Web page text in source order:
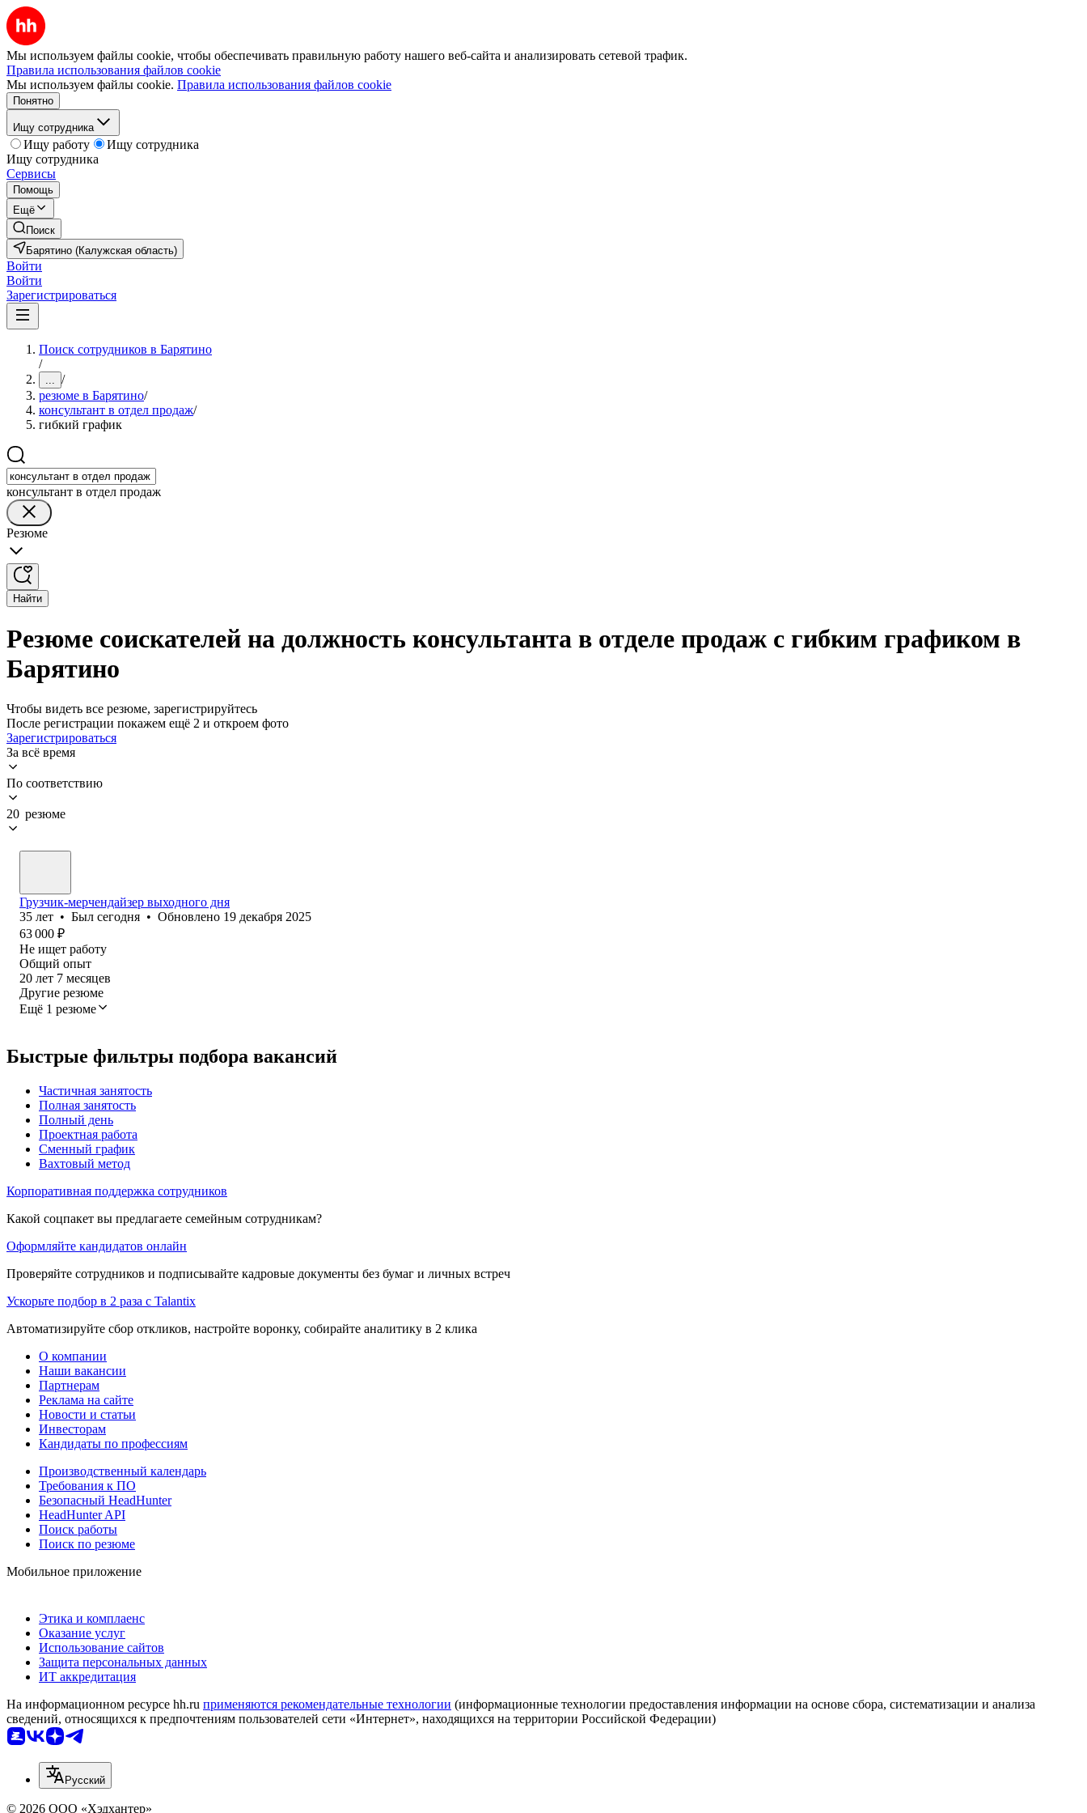
Мы используем файлы cookie, чтобы обеспечивать правильную работу нашего веб-сайта и анализировать сетевой трафик.
Правила использования файлов cookie
Мы используем файлы cookie. Правила использования файлов cookie
Понятно
Ищу сотрудника
Ищу работу
Ищу сотрудника
Ищу сотрудника
Сервисы
Помощь
Ещё
Поиск
Барятино (Калужская область)
Войти
Войти
Зарегистрироваться
Поиск сотрудников в Барятино
/
... /
резюме в Барятино/
консультант в отдел продаж/
гибкий график
консультант в отдел продаж
Резюме
Найти
Резюме соискателей на должность консультанта в отделе продаж с гибким графиком в
Барятино
Чтобы видеть все резюме, зарегистрируйтесь
После регистрации покажем ещё 2 и откроем фото
Зарегистрироваться
За всё время
По соответствию
20 резюме
Грузчик-мерчендайзер выходного дня
35 лет • Был сегодня • Обновлено 19 декабря 2025
63 000 ₽
Не ищет работу
Общий опыт
20 лет 7 месяцев
Другие резюме
Ещё 1 резюме
Быстрые фильтры подбора вакансий
Частичная занятость
Полная занятость
Полный день
Проектная работа
Сменный график
Вахтовый метод
Корпоративная поддержка сотрудников
Какой соцпакет вы предлагаете семейным сотрудникам?
Оформляйте кандидатов онлайн
Проверяйте сотрудников и подписывайте кадровые документы без бумаг и личных встреч
Ускорьте подбор в 2 раза с Talantix
Автоматизируйте сбор откликов, настройте воронку, собирайте аналитику в 2 клика
О компании
Наши вакансии
Партнерам
Реклама на сайте
Новости и статьи
Инвесторам
Кандидаты по профессиям
Производственный календарь
Требования к ПО
Безопасный HeadHunter
HeadHunter API
Поиск работы
Поиск по резюме
Мобильное приложение
Этика и комплаенс
Оказание услуг
Использование сайтов
Защита персональных данных
ИТ аккредитация
На информационном ресурсе hh.ru применяются рекомендательные технологии (информационные технологии предоставления информации на основе сбора, систематизации и анализа
сведений, относящихся к предпочтениям пользователей сети «Интернет», находящихся на территории Российской Федерации)
Русский
© 2026 ООО «Хэдхантер»